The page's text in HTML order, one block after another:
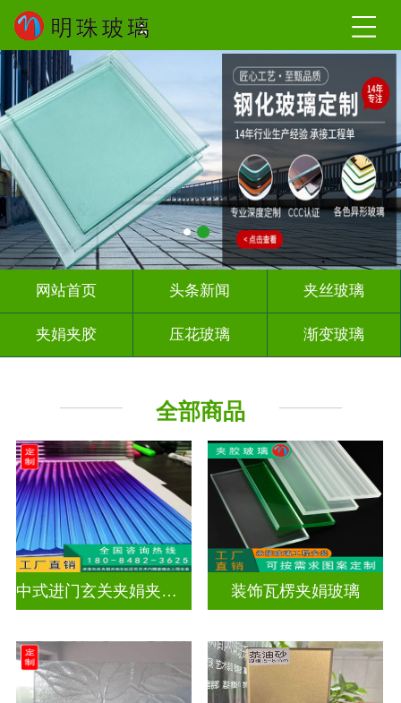
网站首页 头条新闻 夹丝玻璃
夹娟夹胶 压花玻璃 渐变玻璃
全部商品
中式进门玄关夹娟夹丝玻璃 装饰瓦楞夹娟玻璃